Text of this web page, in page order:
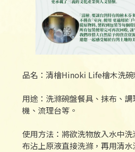
品名：清檜Hinoki Life檜木洗碗
用途：洗滌碗盤餐具、抹布、
機、流理台等。
使用方法：將欲洗物放入水中
布沾上原液直接洗滌，再用清水